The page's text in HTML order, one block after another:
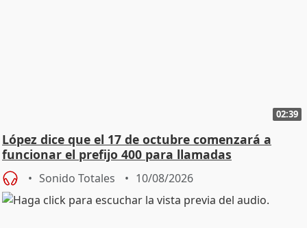
02:39
López dice que el 17 de octubre comenzará a
funcionar el prefijo 400 para llamadas
comerciales
Sonido Totales 10/08/2026